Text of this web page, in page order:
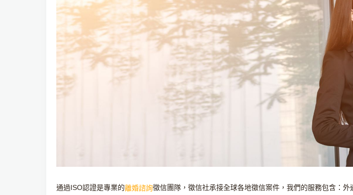
通過ISO認證是專業的離婚諮詢徵信團隊，徵信社承接全球各地徵信案件，我們的服務包含：